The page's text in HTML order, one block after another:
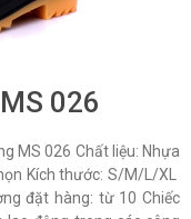
026
MS 026 Chất liệu: Nhựa
Kích thước: S/M/L/XL
đặt hàng: từ 10 Chiếc